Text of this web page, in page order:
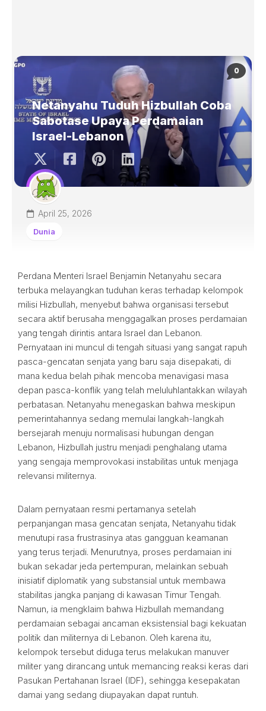
0
Netanyahu Tuduh Hizbullah Coba
Sabotase Upaya Perdamaian
Israel-Lebanon
April 25, 2026
Dunia
Perdana Menteri Israel Benjamin Netanyahu secara
terbuka melayangkan tuduhan keras terhadap kelompok
milisi Hizbullah, menyebut bahwa organisasi tersebut
secara aktif berusaha menggagalkan proses perdamaian
yang tengah dirintis antara Israel dan Lebanon.
Pernyataan ini muncul di tengah situasi yang sangat rapuh
pasca-gencatan senjata yang baru saja disepakati, di
mana kedua belah pihak mencoba menavigasi masa
depan pasca-konflik yang telah meluluhlantakkan wilayah
perbatasan. Netanyahu menegaskan bahwa meskipun
pemerintahannya sedang memulai langkah-langkah
bersejarah menuju normalisasi hubungan dengan
Lebanon, Hizbullah justru menjadi penghalang utama
yang sengaja memprovokasi instabilitas untuk menjaga
relevansi militernya.
Dalam pernyataan resmi pertamanya setelah
perpanjangan masa gencatan senjata, Netanyahu tidak
menutupi rasa frustrasinya atas gangguan keamanan
yang terus terjadi. Menurutnya, proses perdamaian ini
bukan sekadar jeda pertempuran, melainkan sebuah
inisiatif diplomatik yang substansial untuk membawa
stabilitas jangka panjang di kawasan Timur Tengah.
Namun, ia mengklaim bahwa Hizbullah memandang
perdamaian sebagai ancaman eksistensial bagi kekuatan
politik dan militernya di Lebanon. Oleh karena itu,
kelompok tersebut diduga terus melakukan manuver
militer yang dirancang untuk memancing reaksi keras dari
Pasukan Pertahanan Israel (IDF), sehingga kesepakatan
damai yang sedang diupayakan dapat runtuh.